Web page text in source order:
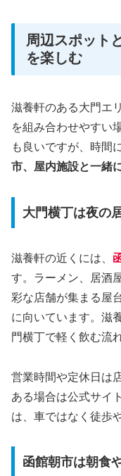
周辺スポット
を楽しむ
滋養軒のある大門エ
を組み合わせやすい
も良いですが、時間
市、屋内施設と一緒
大門横丁は夜の
滋養軒の近くには、
す。ラーメン、居酒
彩な店舗が集まる屋
に向いています。滋
門横丁で軽く飲む流
営業時間や定休日は
ある場合は公式サイ
は、車ではなく徒歩
函館朝市は朝食